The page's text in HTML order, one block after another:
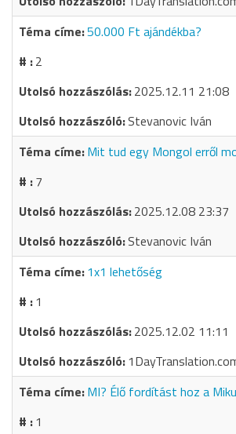
50.000 Ft ajándékba?
2
2025.12.11 21:08
Stevanovic Iván
Mit tud egy Mongol erről
7
2025.12.08 23:37
Stevanovic Iván
1x1 lehetőség
1
2025.12.02 11:11
MI? Élő fordítást hoz a
1